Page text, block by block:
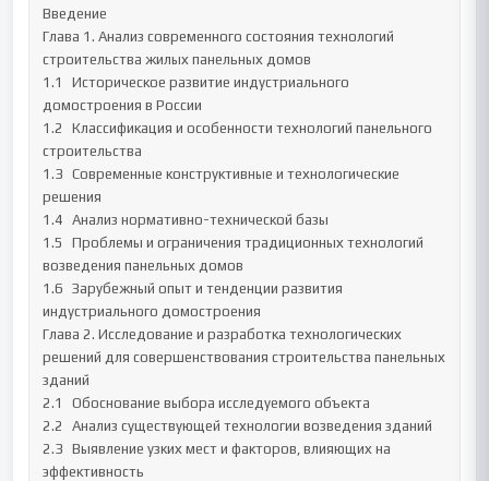
Введение
Глава 1. Анализ современного состояния технологий
строительства жилых панельных домов
1.1	 Историческое развитие индустриального
домостроения в России
1.2	 Классификация и особенности технологий панельного
строительства
1.3	 Современные конструктивные и технологические
решения
1.4	 Анализ нормативно-технической базы
1.5	 Проблемы и ограничения традиционных технологий
возведения панельных домов
1.6	 Зарубежный опыт и тенденции развития
индустриального домостроения
Глава 2. Исследование и разработка технологических
решений для совершенствования строительства панельных
зданий
2.1	 Обоснование выбора исследуемого объекта
2.2	 Анализ существующей технологии возведения зданий
2.3	 Выявление узких мест и факторов, влияющих на
эффективность